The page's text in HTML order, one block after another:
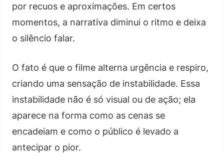
por recuos e aproximações. Em certos
momentos, a narrativa diminui o ritmo e deixa
o silêncio falar.
O fato é que o filme alterna urgência e respiro,
criando uma sensação de instabilidade. Essa
instabilidade não é só visual ou de ação; ela
aparece na forma como as cenas se
encadeiam e como o público é levado a
antecipar o pior.